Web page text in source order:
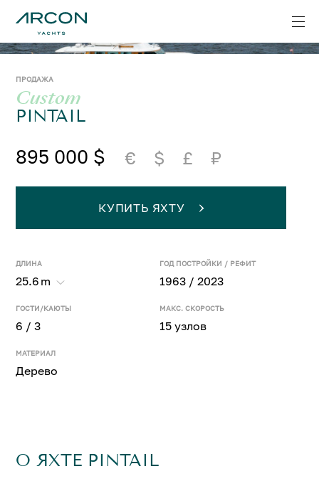
ПРОДАЖА
Custom
PINTAIL
895 000 $ € $ £ ₽
ДЛИНА
25.6 m
ГОД ПОСТРОЙКИ / РЕФИТ
1963 / 2023
ГОСТИ/КАЮТЫ
6 / 3
МАКС. СКОРОСТЬ
15 узлов
МАТЕРИАЛ
Дерево
КУПИТЬ ЯХТУ
О ЯХТЕ PINTAIL